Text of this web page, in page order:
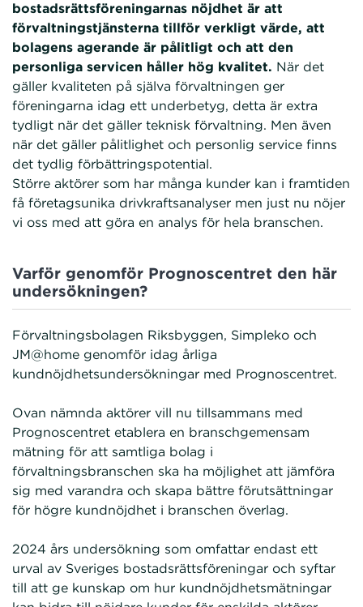
bostadsrättsföreningarnas nöjdhet är att
förvaltningstjänsterna tillför verkligt värde, att
bolagens agerande är pålitligt och att den
personliga servicen håller hög kvalitet. När det
gäller kvaliteten på själva förvaltningen ger
föreningarna idag ett underbetyg, detta är extra
tydligt när det gäller teknisk förvaltning. Men även
när det gäller pålitlighet och personlig service finns
det tydlig förbättringspotential.
Större aktörer som har många kunder kan i framtiden
få företagsunika drivkraftsanalyser men just nu nöjer
vi oss med att göra en analys för hela branschen.
Varför genomför Prognoscentret den här
undersökningen?
Förvaltningsbolagen Riksbyggen, Simpleko och
JM@home genomför idag årliga
kundnöjdhetsundersökningar med Prognoscentret.
Ovan nämnda aktörer vill nu tillsammans med
Prognoscentret etablera en branschgemensam
mätning för att samtliga bolag i
förvaltningsbranschen ska ha möjlighet att jämföra
sig med varandra och skapa bättre förutsättningar
för högre kundnöjdhet i branschen överlag.
2024 års undersökning som omfattar endast ett
urval av Sveriges bostadsrättsföreningar och syftar
till att ge kunskap om hur kundnöjdhetsmätningar